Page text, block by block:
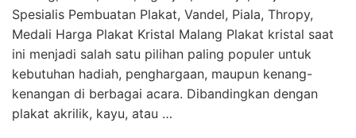
Spesialis Pembuatan Plakat, Vandel, Piala, Thropy,
Medali Harga Plakat Kristal Malang Plakat kristal saat
ini menjadi salah satu pilihan paling populer untuk
kebutuhan hadiah, penghargaan, maupun kenang-
kenangan di berbagai acara. Dibandingkan dengan
plakat akrilik, kayu, atau …